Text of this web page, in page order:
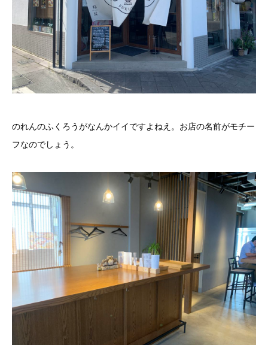
のれんのふくろうがなんかイイですよねえ。お店の名前がモチー
フなのでしょう。